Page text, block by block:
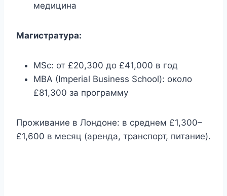
медицина
Магистратура:
MSc: от £20,300 до £41,000 в год
MBA (Imperial Business School): около
£81,300 за программу
Проживание в Лондоне: в среднем £1,300–
£1,600 в месяц (аренда, транспорт, питание).